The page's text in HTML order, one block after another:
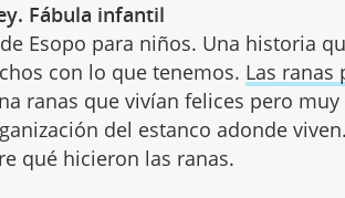
Fábula infantil
Esopo para niños. Una historia
con lo que tenemos. Las ranas
ranas que vivían felices pero
del estanco adonde
qué hicieron las ranas.